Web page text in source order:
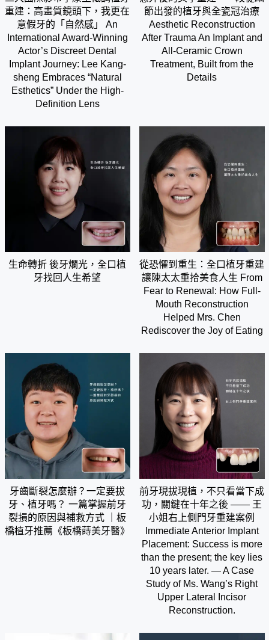
重建：高畫質鏡頭下，我更在
意假牙的「自然感」 An
International Award-Winning
Actor’s Discreet Dental
Implant Journey: Lee Kang-
sheng Embraces “Natural
Esthetics” Under the High-
Definition Lens
節出發的植牙與全瓷冠治療
Aesthetic Reconstruction
After Trauma An Implant and
All-Ceramic Crown
Treatment, Built from the
Details
生命轉折 後牙爛光，全口植
牙找回人生希望
從恐懼到重生：全口植牙重建
讓陳太太重拾美食人生 From
Fear to Renewal: How Full-
Mouth Reconstruction
Helped Mrs. Chen
Rediscover the Joy of Eating
牙齒斷裂怎麼辦？一定要拔
牙、植牙嗎？ 一篇掌握前牙
裂損的原因與補救方式 ｜板
橋植牙推薦《板橋蒔美牙醫》
前牙現拔現植，不只看當下成
功，關鍵在十年之後 —— 王
小姐右上側門牙重建案例
Immediate Anterior Implant
Placement: Success is more
than the present; the key lies
10 years later. — A Case
Study of Ms. Wang’s Right
Upper Lateral Incisor
Reconstruction.